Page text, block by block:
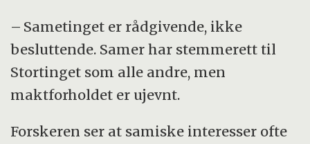
– Sametinget er rådgivende, ikke
besluttende. Samer har stemmerett til
Stortinget som alle andre, men
maktforholdet er ujevnt.
Forskeren ser at samiske interesser ofte